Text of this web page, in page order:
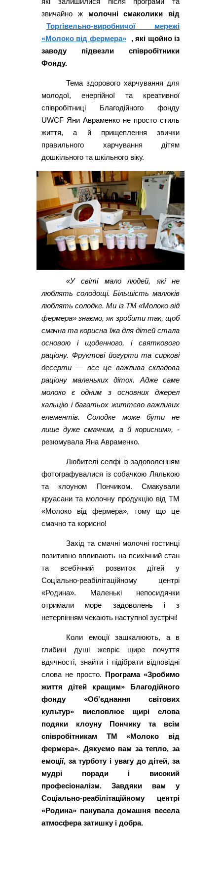
звичайно ж молочні смаколики від
Торгівельно-виробничої мережі
«Молоко від фермера»
, які щойно із
заводу підвезли співробітники
Фонду.
Тема здорового харчування для
молодої, енергійної та креативної
співробітниці Благодійного фонду
UWCF Яни Авраменко не просто стиль
життя, а й прищеплення звички
правильного харчування дітям
дошкільного та шкільного віку.
«У світі мало людей, які не
люблять солодощі. Більшість малюків
люблять солодке. Ми із ТМ «Молоко від
фермера» знаємо, як зробити так, щоб
смачна та корисна їжа для дітей стала
основою і щоденного, і святкового
раціону. Фруктові йогурти та сиркові
десерти — все це важлива складова
раціону маленьких діток. Адже саме
молоко є одним з основних джерел
кальцію і багатьох життєво важливих
елементів. Солодке може бути не
лише дуже смачним, а й корисним», -
резюмувала Яна Авраменко.
Любителі селфі із задоволенням
фотографувалися із собачкою Лялькою
та клоуном Пончиком. Смакували
круасани та молочну продукцію від ТМ
«Молоко від фермера», тому що це
смачно та корисно!
Захід та смачні молочні гостинці
позитивно впливають на психічний стан
та всебічний розвиток дітей у
Соціально-реабілітаційному центрі
«Родина». Маленькі непосидячки
отримали море задоволень і з
нетерпінням чекають наступної зустрічі!
Коли емоції зашкалюють, а в
глибині душі жевріє щире почуття
вдячності, знайти і підібрати відповідні
слова не просто. Програма «Зробимо
життя дітей кращим» Благодійного
фонду «Об’єднання світових
культур» висловлює щирі слова
подяки клоуну Пончику та всім
співробітникам ТМ «Молоко від
фермера». Дякуємо вам за тепло, за
емоції, за турботу і увагу до дітей, за
мудрі поради і високий
професіоналізм. Завдяки вам у
Соціально-реабілітаційному центрі
«Родина» панувала домашня весела
атмосфера затишку і добра.